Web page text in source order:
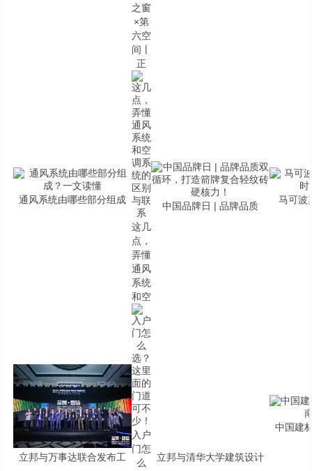
之窗
×第
六空
间丨
正
通风系统由哪些部分组成
这几
点，
弄懂
通风
系统
和空
中国品牌日 | 品牌品质
马可波
立邦与万事达联合发布工
入户
门怎
么
立邦与清华大学建筑设计
中国建